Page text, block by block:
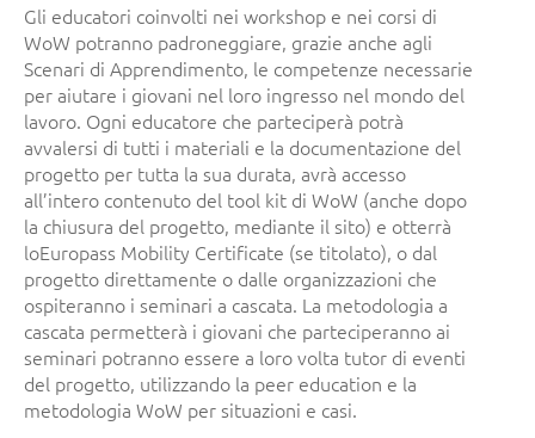
Gli educatori coinvolti nei workshop e nei corsi di
WoW potranno padroneggiare, grazie anche agli
Scenari di Apprendimento, le competenze necessarie
per aiutare i giovani nel loro ingresso nel mondo del
lavoro. Ogni educatore che parteciperà potrà
avvalersi di tutti i materiali e la documentazione del
progetto per tutta la sua durata, avrà accesso
all’intero contenuto del tool kit di WoW (anche dopo
la chiusura del progetto, mediante il sito) e otterrà
loEuropass Mobility Certificate (se titolato), o dal
progetto direttamente o dalle organizzazioni che
ospiteranno i seminari a cascata. La metodologia a
cascata permetterà i giovani che parteciperanno ai
seminari potranno essere a loro volta tutor di eventi
del progetto, utilizzando la peer education e la
metodologia WoW per situazioni e casi.